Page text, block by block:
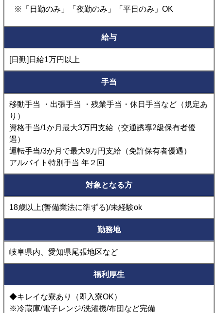
※「日勤のみ」「夜勤のみ」「平日のみ」OK
給与
[日勤]日給1万円以上
手当
移動手当 ・出張手当 ・残業手当・休日手当など（規定あ
り）
資格手当/1か月最大3万円支給（交通誘導2級保有者優
遇）
運転手当/3か月で最大9万円支給（免許保有者優遇）
アルバイト特別手当 年２回
対象となる方
18歳以上(警備業法に準ずる)/未経験ok
勤務地
岐阜県内、愛知県尾張地区など
福利厚生
◆キレイな寮あり（即入寮OK）
※冷蔵庫/電子レンジ/洗濯機/布団など完備